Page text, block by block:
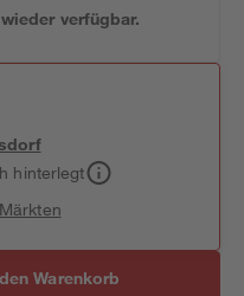
verfügbar.
hinterlegt
Warenkorb